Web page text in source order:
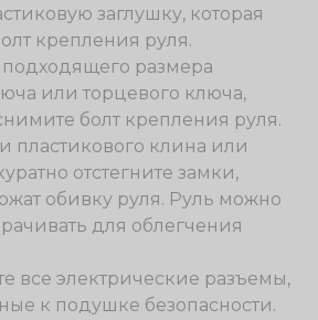
заглушку, которая
крепления руля.
размера
или торцевого ключа,
болт крепления руля.
пластикового клина или
отстегните замки,
обивку руля. Руль можно
для облегчения
все электрические разъемы,
к подушке безопасности.